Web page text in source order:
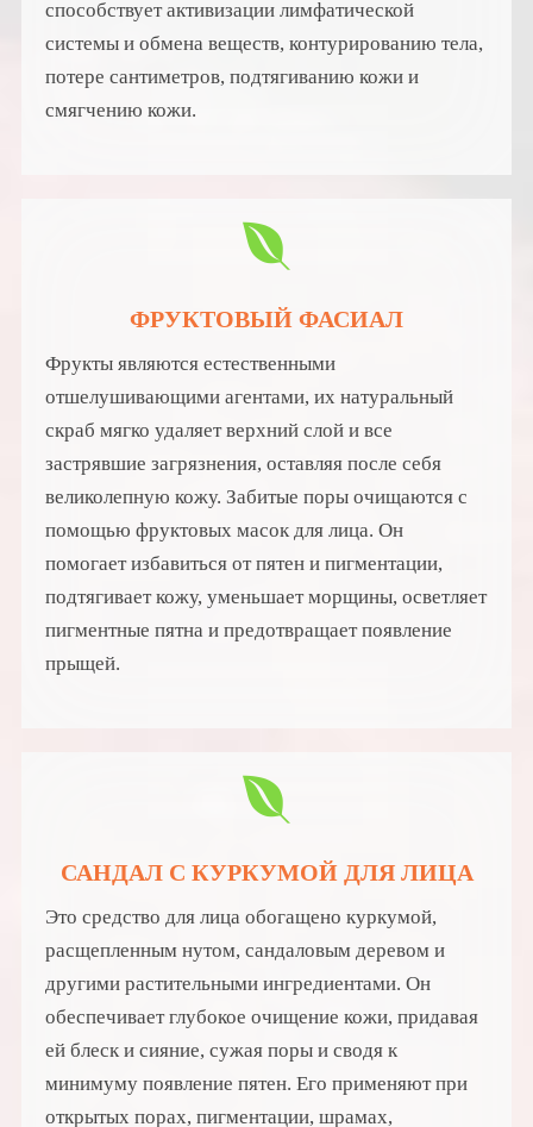
способствует активизации лимфатической
системы и обмена веществ, контурированию тела,
потере сантиметров, подтягиванию кожи и
смягчению кожи.
ФРУКТОВЫЙ ФАСИАЛ
Фрукты являются естественными
отшелушивающими агентами, их натуральный
скраб мягко удаляет верхний слой и все
застрявшие загрязнения, оставляя после себя
великолепную кожу. Забитые поры очищаются с
помощью фруктовых масок для лица. Он
помогает избавиться от пятен и пигментации,
подтягивает кожу, уменьшает морщины, осветляет
пигментные пятна и предотвращает появление
прыщей.
САНДАЛ С КУРКУМОЙ ДЛЯ ЛИЦА
Это средство для лица обогащено куркумой,
расщепленным нутом, сандаловым деревом и
другими растительными ингредиентами. Он
обеспечивает глубокое очищение кожи, придавая
ей блеск и сияние, сужая поры и сводя к
минимуму появление пятен. Его применяют при
открытых порах, пигментации, шрамах,